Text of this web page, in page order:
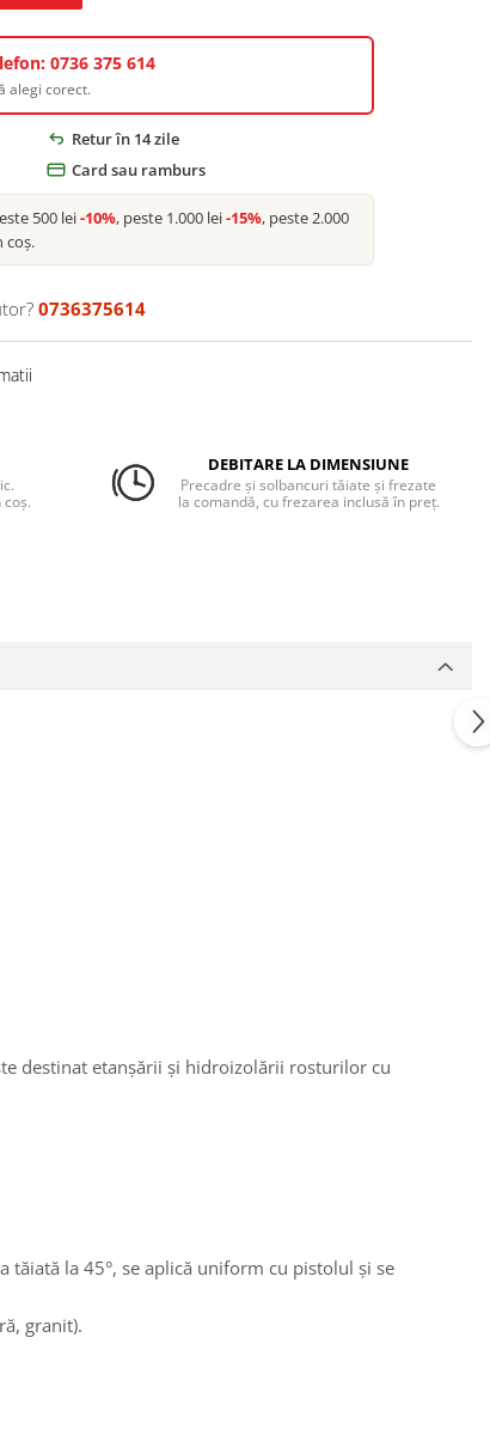
0736 375 614
alegi corect.
Retur în 14 zile
Card sau ramburs
500 lei-10%, peste 1.000 lei-15%, peste 2.000
coș.
0736375614
DEBITARE LA DIMENSIUNE
Precadre și solbancuri tăiate și frezate
la comandă, cu frezarea inclusă în preț.
destinat etanșării și hidroizolării rosturilor cu
tăiată la 45°, se aplică uniform cu pistolul și se
granit).